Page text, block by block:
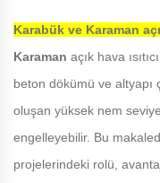
Karabük ve Karaman
Karaman açık hava
beton dökümü ve altyapı
oluşan yüksek nem
engelleyebilir. Bu
projelerindeki rolü,